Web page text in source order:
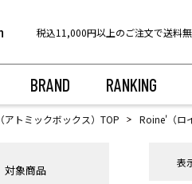
税込11,000円以上のご注文で送料無
BRAND RANKING
トミックボックス）TOP Roine'（ロ
表
対象商品